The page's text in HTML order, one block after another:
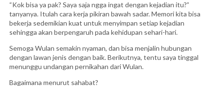
“Kok bisa ya pak? Saya saja ngga ingat dengan kejadian itu?”
tanyanya. Itulah cara kerja pikiran bawah sadar. Memori kita bisa
bekerja sedemikian kuat untuk menyimpan setiap kejadian
sehingga akan berpengaruh pada kehidupan sehari-hari.
Semoga Wulan semakin nyaman, dan bisa menjalin hubungan
dengan lawan jenis dengan baik. Berikutnya, tentu saya tinggal
menunggu undangan pernikahan dari Wulan.
Bagaimana menurut sahabat?